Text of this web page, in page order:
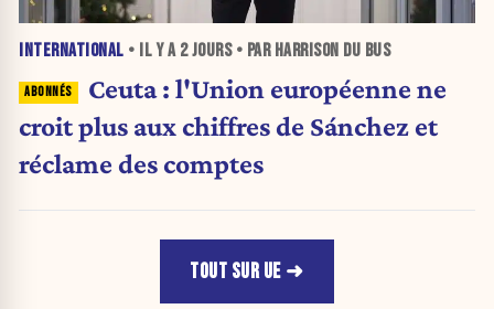
INTERNATIONAL • IL Y A 2 JOURS• PAR HARRISON DU BUS
Ceuta : l'Union européenne ne
croit plus aux chiffres de Sánchez et
réclame des comptes
TOUT SUR UE